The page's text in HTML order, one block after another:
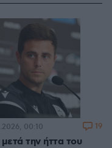
μετά την ήττα του
00:10 19